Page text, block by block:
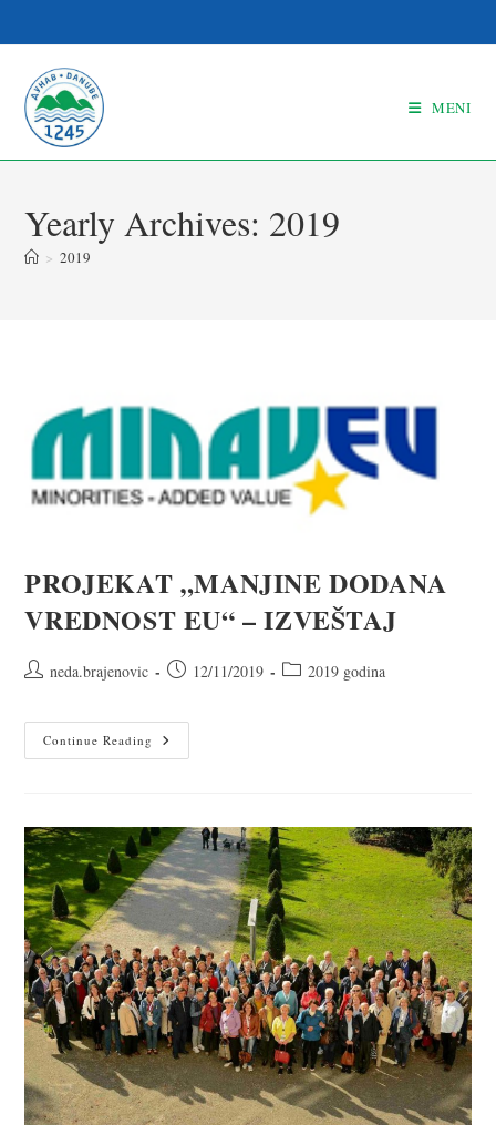
MENI
Yearly Archives: 2019
> 2019
PROJEKAT „MANJINE DODANA
VREDNOST EU“ – IZVEŠTAJ
neda.brajenovic 12/11/2019 2019 godina
Continue Reading